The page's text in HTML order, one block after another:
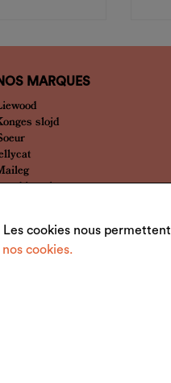
MARQUES
slojd
et bien plus
cookies nous permettent
nos cookies.